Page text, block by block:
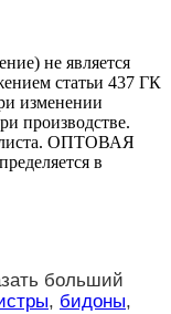
не является
статьи 437 ГК
изменении
производстве.
ОПТОВАЯ
в
больший
, бидоны,